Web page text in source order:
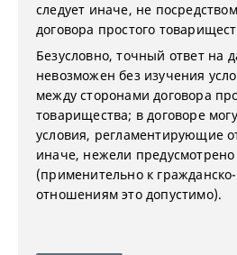
следует иначе, не
договора простого
Безусловно, точный ответ на
невозможен без изучения
между сторонами договора
товарищества; в договоре
условия, регламентирующие
иначе, нежели предусмотрено
(применительно к
отношениям это допустимо).